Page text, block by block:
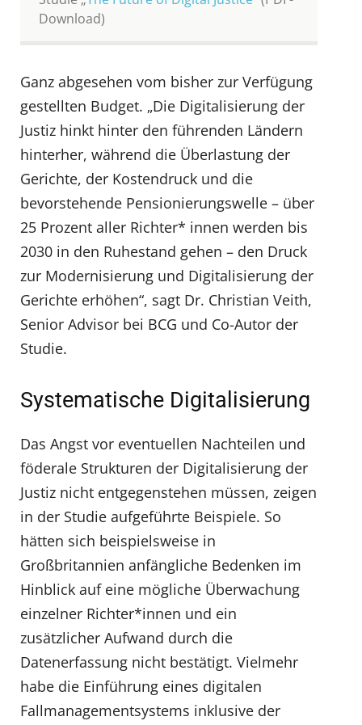
Download)
Ganz abgesehen vom bisher zur Verfügung
gestellten Budget. „Die Digitalisierung der
Justiz hinkt hinter den führenden Ländern
hinterher, während die Überlastung der
Gerichte, der Kostendruck und die
bevorstehende Pensionierungswelle – über
25 Prozent aller Richter* innen werden bis
2030 in den Ruhestand gehen – den Druck
zur Modernisierung und Digitalisierung der
Gerichte erhöhen“, sagt Dr. Christian Veith,
Senior Advisor bei BCG und Co-Autor der
Studie.
Systematische Digitalisierung
Das Angst vor eventuellen Nachteilen und
föderale Strukturen der Digitalisierung der
Justiz nicht entgegenstehen müssen, zeigen
in der Studie aufgeführte Beispiele. So
hätten sich beispielsweise in
Großbritannien anfängliche Bedenken im
Hinblick auf eine mögliche Überwachung
einzelner Richter*innen und ein
zusätzlicher Aufwand durch die
Datenerfassung nicht bestätigt. Vielmehr
habe die Einführung eines digitalen
Fallmanagementsystems inklusive der